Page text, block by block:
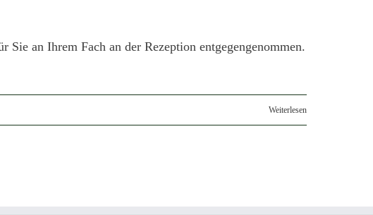
an Ihrem Fach an der Rezeption entgegengenommen.
Weiterlesen